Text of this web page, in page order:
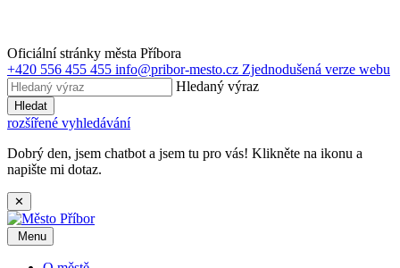
Oficiální stránky města Příbora
+420 556 455 455 info@pribor-mesto.cz Zjednodušená verze webu
Hledaný výraz
Hledat
rozšířené vyhledávání
Dobrý den, jsem chatbot a jsem tu pro vás! Klikněte na ikonu a
napište mi dotaz.
✕
Menu